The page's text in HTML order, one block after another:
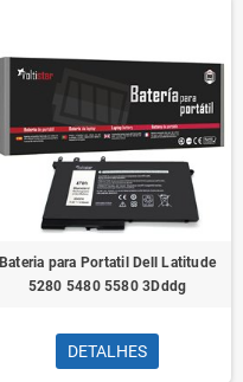
Bateria para Portatil Dell Latitude
5280 5480 5580 3Dddg
DETALHES